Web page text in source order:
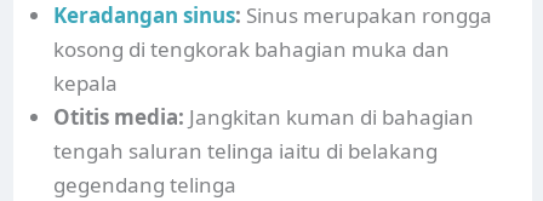
Keradangan sinus: Sinus merupakan rongga
kosong di tengkorak bahagian muka dan
kepala
Otitis media: Jangkitan kuman di bahagian
tengah saluran telinga iaitu di belakang
gegendang telinga